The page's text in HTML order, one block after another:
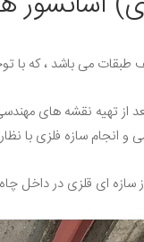
تهیه نقشه های
سازه فلزی با
ای قلزی در داخل